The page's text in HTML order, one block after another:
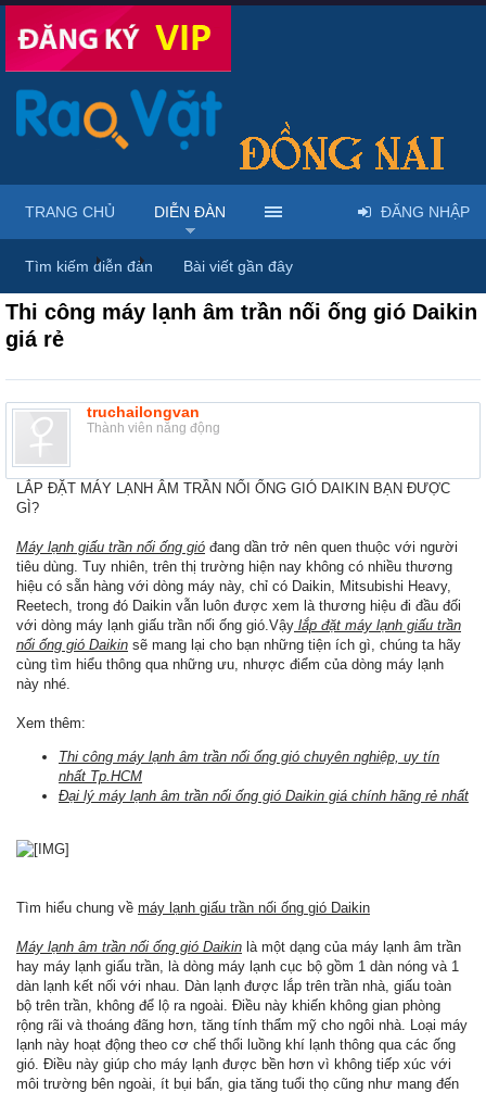
Diễn đàn ... Mua bán & sửa điện tử, điện lạnh
Thi công máy lạnh âm trần nối ống gió Daikin
giá rẻ
truchailongvan
Thành viên năng động
LẮP ĐẶT MÁY LẠNH ÂM TRẦN NỐI ỐNG GIÓ DAIKIN BẠN ĐƯỢC
GÌ?
Máy lạnh giấu trần nối ống gió đang dần trở nên quen thuộc với người
tiêu dùng. Tuy nhiên, trên thị trường hiện nay không có nhiều thương
hiệu có sẵn hàng với dòng máy này, chỉ có Daikin, Mitsubishi Heavy,
Reetech, trong đó Daikin vẫn luôn được xem là thương hiệu đi đầu đối
với dòng máy lạnh giấu trần nối ống gió.Vậy lắp đặt máy lạnh giấu trần
nối ống gió Daikin sẽ mang lại cho bạn những tiện ích gì, chúng ta hãy
cùng tìm hiểu thông qua những ưu, nhược điểm của dòng máy lạnh
này nhé.
Xem thêm:
Thi công máy lạnh âm trần nối ống gió chuyên nghiệp, uy tín
nhất Tp.HCM
Đại lý máy lạnh âm trần nối ống gió Daikin giá chính hãng rẻ nhất
Tìm hiểu chung về máy lạnh giấu trần nối ống gió Daikin
Máy lạnh âm trần nối ống gió Daikin là một dạng của máy lạnh âm trần
hay máy lạnh giấu trần, là dòng máy lạnh cục bộ gồm 1 dàn nóng và 1
dàn lạnh kết nối với nhau. Dàn lạnh được lắp trên trần nhà, giấu toàn
bộ trên trần, không để lộ ra ngoài. Điều này khiến không gian phòng
rộng rãi và thoáng đãng hơn, tăng tính thẩm mỹ cho ngôi nhà. Loại máy
lạnh này hoạt động theo cơ chế thổi luồng khí lạnh thông qua các ống
gió. Điều này giúp cho máy lạnh được bền hơn vì không tiếp xúc với
môi trường bên ngoài, ít bụi bẩn, gia tăng tuổi thọ cũng như mang đến
TRANG CHỦ DIỄN ĐÀN
Tìm kiếm diễn đàn Bài viết gần đây
ĐĂNG NHẬP